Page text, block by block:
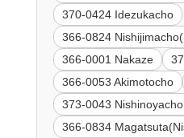
370-0424 Idezukacho
366-0824
366-0001 Nakaze
366-0053 Akimotocho
373-0043 Nishinoyacho
366-0834